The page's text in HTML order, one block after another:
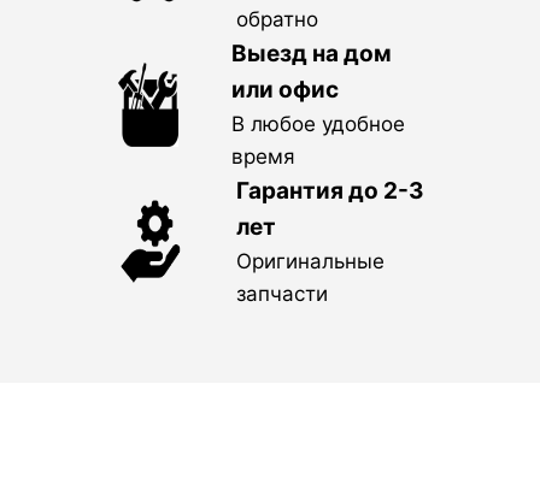
обратно
Выезд на дом
или офис
В любое удобное
время
Гарантия до 2-3
лет
Оригинальные
запчасти